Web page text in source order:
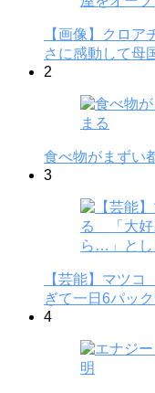
【画像】クロ
さに感動して母
2
食べ物がまずい
3
【芸能】マツ
ぎて一日6パッ
4